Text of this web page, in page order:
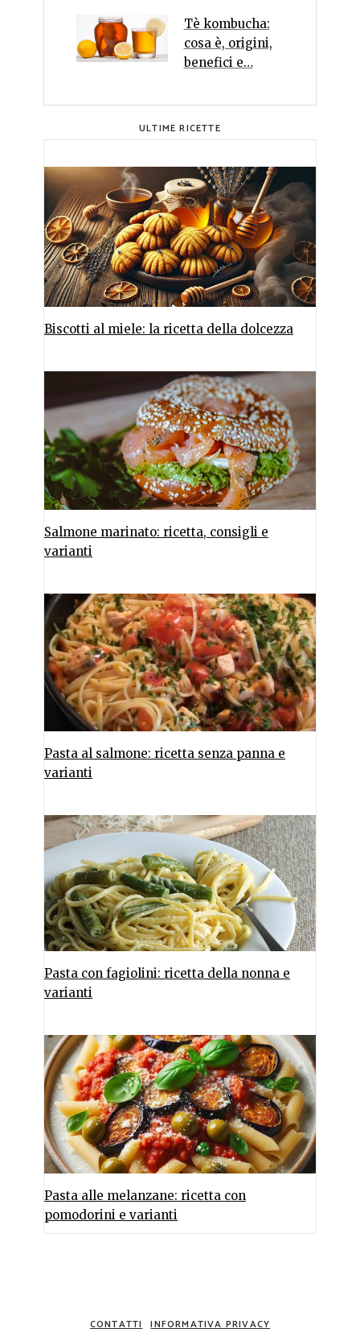
Tè kombucha:
cosa è, origini,
benefici e…
ULTIME RICETTE
Biscotti al miele: la ricetta della dolcezza
Salmone marinato: ricetta, consigli e
varianti
Pasta al salmone: ricetta senza panna e
varianti
Pasta con fagiolini: ricetta della nonna e
varianti
Pasta alle melanzane: ricetta con
pomodorini e varianti
CONTATTI INFORMATIVA PRIVACY